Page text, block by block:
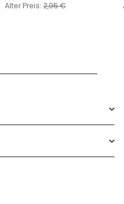
Alter Preis: 2,95 €